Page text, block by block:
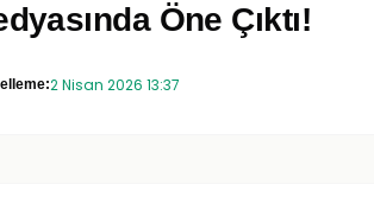
Öne Çıktı!
2 Nisan 2026 13:37